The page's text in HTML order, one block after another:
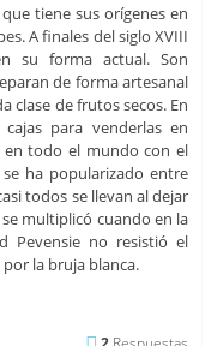
tiene sus orígenes en
A finales del siglo XVIII
su forma actual. Son
de forma artesanal
clase de frutos secos. En
para venderlas en
en todo el mundo con el
ha popularizado entre
todos se llevan al dejar
multiplicó cuando en la
Pevensie no resistió el
la bruja blanca.